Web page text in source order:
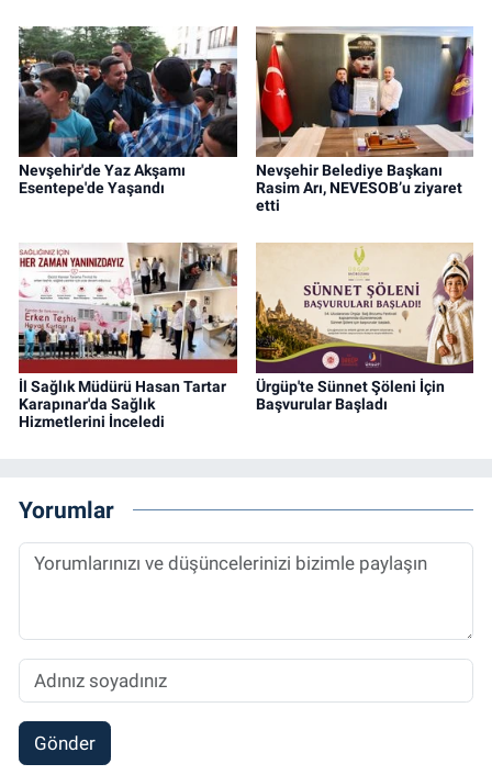
Nevşehir'de Yaz Akşamı
Esentepe'de Yaşandı
Nevşehir Belediye Başkanı
Rasim Arı, NEVESOB’u ziyaret
etti
İl Sağlık Müdürü Hasan Tartar
Karapınar'da Sağlık
Hizmetlerini İnceledi
Ürgüp'te Sünnet Şöleni İçin
Başvurular Başladı
Yorumlar
Gönder